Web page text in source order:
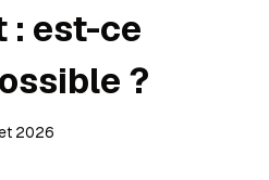
: est-ce
?
2026